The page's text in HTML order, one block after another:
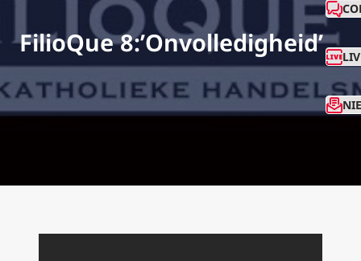
FilioQue 8:’Onvolledigheid’